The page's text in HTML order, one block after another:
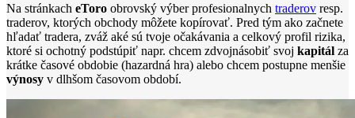
Na stránkach eToro obrovský výber profesionalnych traderov resp.
traderov, ktorých obchody môžete kopírovať. Pred tým ako začnete
hľadať tradera, zváž aké sú tvoje očakávania a celkový profil rizika,
ktoré si ochotný podstúpiť napr. chcem zdvojnásobiť svoj kapitál za
krátke časové obdobie (hazardná hra) alebo chcem postupne menšie
výnosy v dlhšom časovom období.